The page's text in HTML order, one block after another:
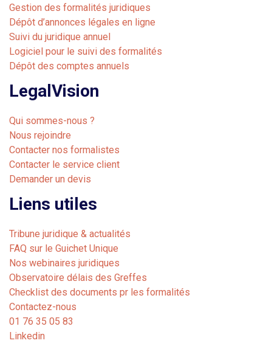
Gestion des formalités juridiques
Dépôt d’annonces légales en ligne
Suivi du juridique annuel
Logiciel pour le suivi des formalités
Dépôt des comptes annuels
LegalVision
Qui sommes-nous ?
Nous rejoindre
Contacter nos formalistes
Contacter le service client
Demander un devis
Liens utiles
Tribune juridique & actualités
FAQ sur le Guichet Unique
Nos webinaires juridiques
Observatoire délais des Greffes
Checklist des documents pr les formalités
Contactez-nous
01 76 35 05 83
Linkedin